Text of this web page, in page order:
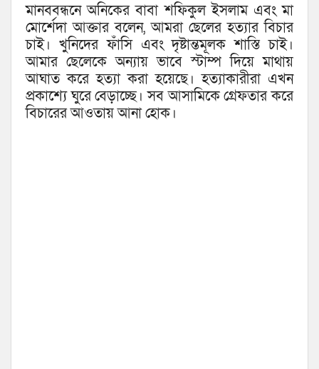
মানববন্ধনে অনিকের বাবা শফিকুল ইসলাম এবং মা
মোর্শেদা আক্তার বলেন, আমরা ছেলের হত্যার বিচার
চাই। খুনিদের ফাঁসি এবং দৃষ্টান্তমূলক শাস্তি চাই।
আমার ছেলেকে অন্যায় ভাবে স্টাম্প দিয়ে মাথায়
আঘাত করে হত্যা করা হয়েছে। হত্যাকারীরা এখন
প্রকাশ্যে ঘুরে বেড়াচ্ছে। সব আসামিকে গ্রেফতার করে
বিচারের আওতায় আনা হোক।